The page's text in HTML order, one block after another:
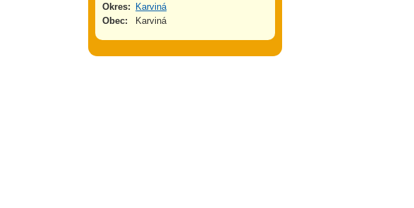
Okres:
Karviná
Obec:
Karviná